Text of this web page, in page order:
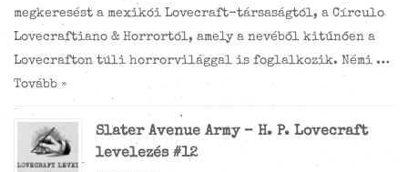
megkeresést a mexikói Lovecraft-társaságtól, a Círculo
Lovecraftiano & Horrortól, amely a nevéből kitűnően a
Lovecrafton túli horrorvilággal is foglalkozik. Némi …
Tovább »
Slater Avenue Army – H. P. Lovecraft
levelezés #12